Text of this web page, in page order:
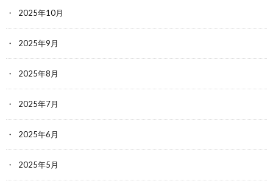
2025年10月
2025年9月
2025年8月
2025年7月
2025年6月
2025年5月